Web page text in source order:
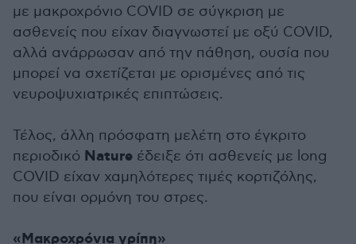
με μακροχρόνιο COVID σε σύγκριση με
ασθενείς που είχαν διαγνωστεί με οξύ COVID,
αλλά ανάρρωσαν από την πάθηση, ουσία που
μπορεί να σχετίζεται με ορισμένες από τις
νευροψυχιατρικές επιπτώσεις.
Τέλος, άλλη πρόσφατη μελέτη στο έγκριτο
περιοδικό Nature έδειξε ότι ασθενείς με long
COVID είχαν χαμηλότερες τιμές κορτιζόλης,
που είναι ορμόνη του στρες.
«Μακροχρόνια γρίπη»